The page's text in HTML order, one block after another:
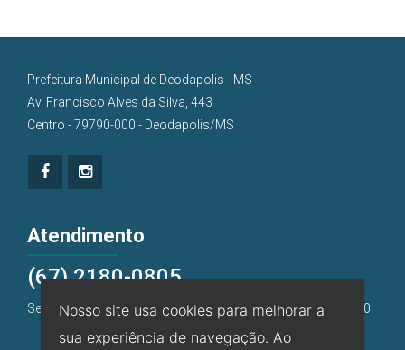
Prefeitura Municipal de Deodapolis - MS
Av. Francisco Alves da Silva, 443
Centro - 79790-000 - Deodapolis/MS
Atendimento
(67) 2180-0805
Segunda a Sexta, das 7:00h às 11:00h e das 13h00 às 17h00
Nosso site usa cookies para melhorar a
sua experiência de navegação. Ao